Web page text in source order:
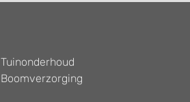
Tuinonderhoud
Boomverzorging